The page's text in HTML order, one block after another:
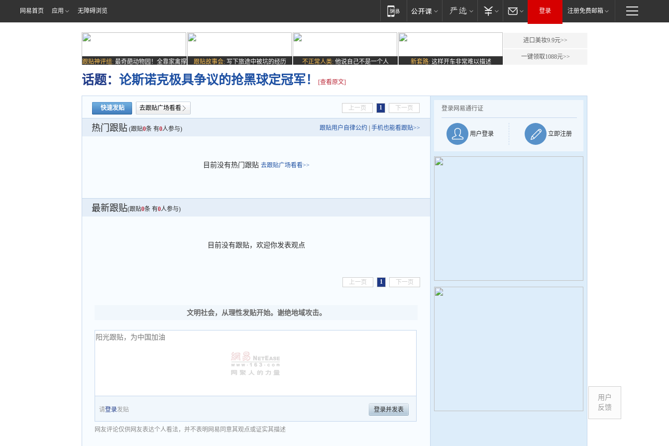
网易首页 应用 无障碍浏览 登录 注册免费邮箱
跟贴神评组: 最奇葩动物园！全靠家禽撑
场子
跟贴故事会: 写下旅途中被坑的经历 不正常人类: 他说自己不是一个人 新套路: 这样开车非常难以描述
进口美妆9.9元>>
一键领取1088元>>
话题： 论斯诺克极具争议的抢黑球定冠军！ [查看原文]
快速发贴 去跟贴广场看看 上一页 1 下一页
热门跟贴 (跟贴0条 有0人参与) 跟贴用户自律公约 手机也能看跟贴>>
目前没有热门跟贴 去跟贴广场看看>>
最新跟贴(跟贴0条 有0人参与)
目前没有跟贴，欢迎你发表观点
上一页 1 下一页
文明社会，从理性发贴开始。谢绝地域攻击。
请登录发贴 登录并发表
网友评论仅供网友表达个人看法，并不表明网易同意其观点或证实其描述
登录网易通行证
用户登录 立即注册
用户
反馈